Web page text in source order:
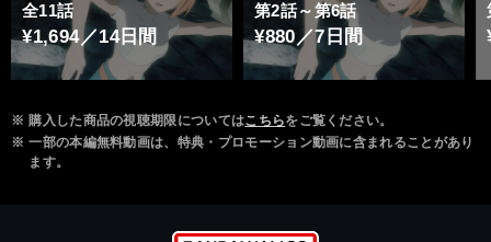
全11話
¥1,694／14日間
第2話～第6話
¥880／7日間
※ 購入した商品の視聴期限についてはこちらをご覧ください。
※ 一部の本編無料動画は、特典・プロモーション動画に含まれることがあり
ます。